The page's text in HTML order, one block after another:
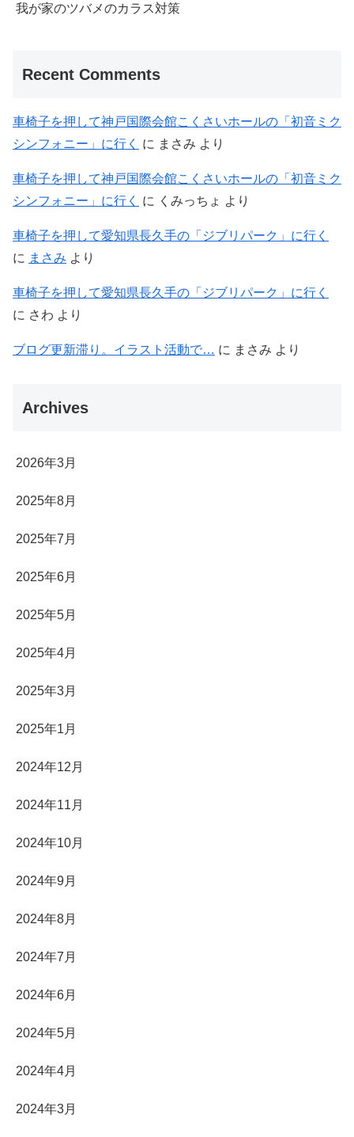
我が家のツバメのカラス対策
Recent Comments
車椅子を押して神戸国際会館こくさいホールの「初音ミク
シンフォニー」に行く
に まさみ より
車椅子を押して神戸国際会館こくさいホールの「初音ミク
シンフォニー」に行く
に くみっちょ より
車椅子を押して愛知県長久手の「ジブリパーク」に行く
に まさみ より
車椅子を押して愛知県長久手の「ジブリパーク」に行く
に さわ より
ブログ更新滞り。イラスト活動で… に まさみ より
Archives
2026年3月
2025年8月
2025年7月
2025年6月
2025年5月
2025年4月
2025年3月
2025年1月
2024年12月
2024年11月
2024年10月
2024年9月
2024年8月
2024年7月
2024年6月
2024年5月
2024年4月
2024年3月